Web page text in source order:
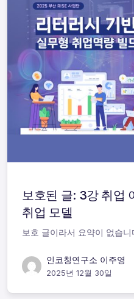
보호된 글: 3강 취업
취업 모델
보호 글이라서 요약이 없습니
인코칭연구소 이주영
2025년 12월 30일